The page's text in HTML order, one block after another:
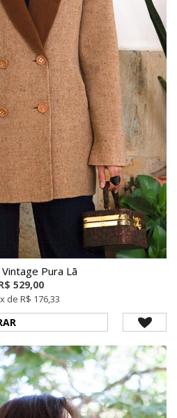
Pura Lã
529,00
de R$ 176,33